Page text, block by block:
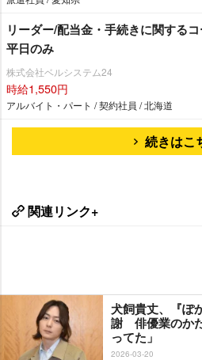
リーダー/配当金・手続きに関する
平日のみ
株式会社ベルシステム24
時給1,550円
アルバイト・パート / 契約社員 / 北海道
続きはこ
関連リンク+
犬飼貴丈、『ぽ
謝 俳優業のか
ってた」
2026-03-20